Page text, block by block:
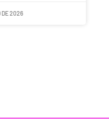
DE 2026